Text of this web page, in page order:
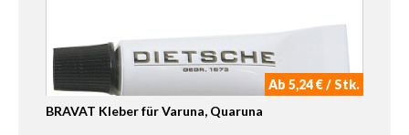
Ab 5,24 € / Stk.
BRAVAT Kleber für Varuna, Quaruna